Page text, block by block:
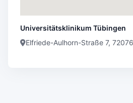
Universitätsklinikum Tübingen
Elfriede-Aulhorn-Straße 7,